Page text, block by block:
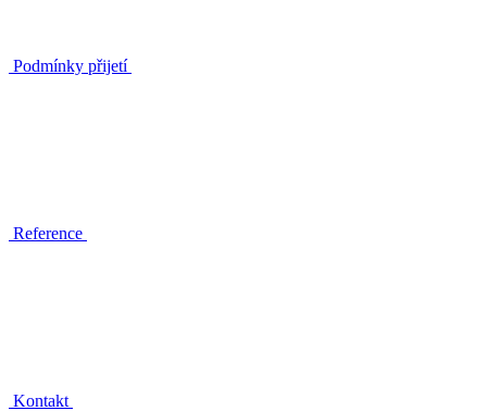
Podmínky přijetí
Reference
Kontakt